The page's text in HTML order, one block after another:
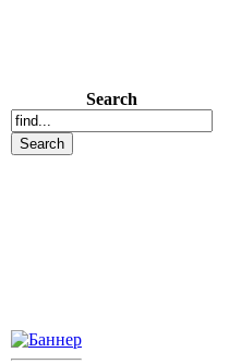
Search